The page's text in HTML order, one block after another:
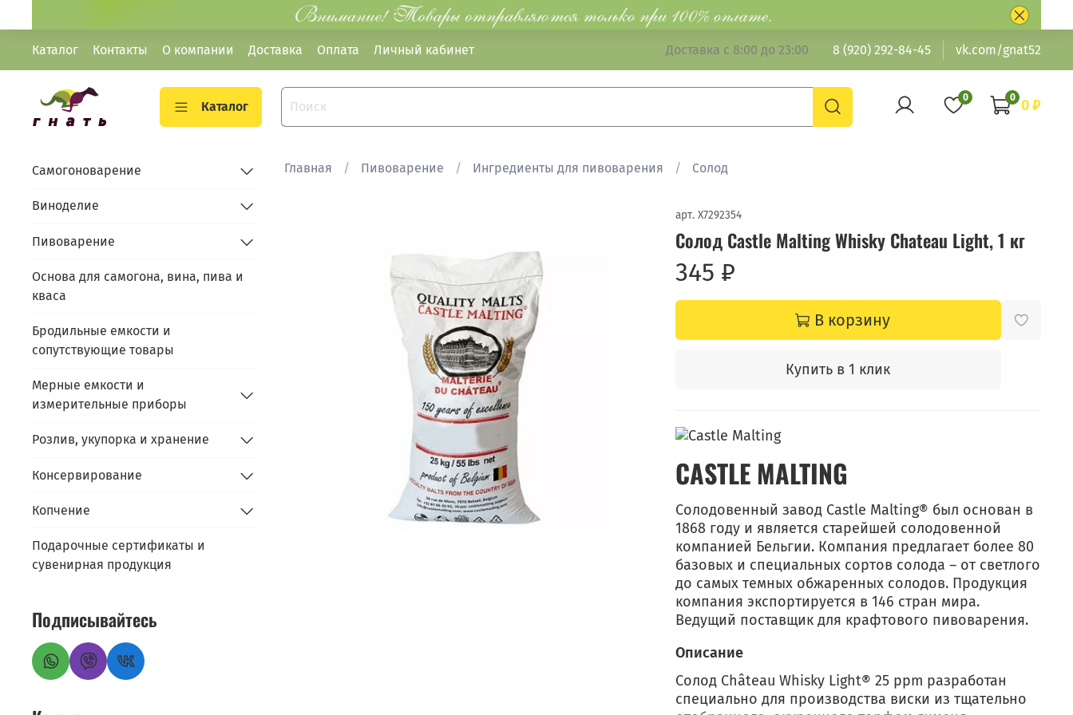
Каталог Контакты О компании Доставка Оплата Личный кабинет Доставка с 8:00 до 23:00 8 (920) 292-84-45 vk.com/gnat52
Каталог
0 0 0 ₽
Главная Пивоварение Ингредиенты для пивоварения Солод
арт. X7292354
Солод Castle Malting Whisky Chateau Light, 1 кг
345 ₽
В корзину
Купить в 1 клик
CASTLE MALTING
Солодовенный завод Castle Malting® был основан в
1868 году и является старейшей солодовенной
компанией Бельгии. Компания предлагает более 80
базовых и специальных сортов солода – от светлого
до самых темных обжаренных солодов. Продукция
компания экспортируется в 146 стран мира.
Ведущий поставщик для крафтового пивоварения.
Описание
Солод Château Whisky Light® 25 ppm разработан
специально для производства виски из тщательно
Самогоноварение
Виноделие
Пивоварение
Основа для самогона, вина, пива и
кваса
Бродильные емкости и
сопутствующие товары
Мерные емкости и
измерительные приборы
Розлив, укупорка и хранение
Консервирование
Копчение
Подарочные сертификаты и
сувенирная продукция
Подписывайтесь